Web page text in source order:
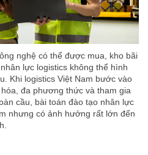
nghệ có thể được mua, kho bãi
lực logistics không thể hình
Khi logistics Việt Nam bước vào
đa phương thức và tham gia
cầu, bài toán đào tạo nhân lực
nhưng có ảnh hưởng rất lớn đến